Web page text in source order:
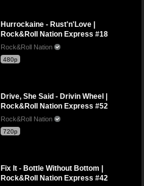
Hurrockaine - Rust'n'Love |
Rock&Roll Nation Express #18
Rock&Roll Nation
480p
Drive, She Said - Drivin Wheel |
Rock&Roll Nation Express #52
Rock&Roll Nation
720p
Fix It - Bottle Without Bottom |
Rock&Roll Nation Express #42